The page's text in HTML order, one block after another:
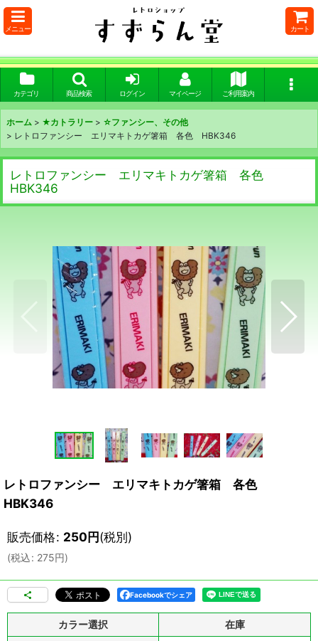
メニュー カート
カテゴリ 商品検索 ログイン マイページ ご利用案内
ホーム > ★カトラリー > ☆ファンシー、その他
> レトロファンシー エリマキトカゲ箸箱 各色 HBK346
レトロファンシー エリマキトカゲ箸箱 各色
HBK346
レトロファンシー エリマキトカゲ箸箱 各色
HBK346
販売価格: 250円(税別)
(税込: 275円)
Facebookでシェア
カラー選択
在庫